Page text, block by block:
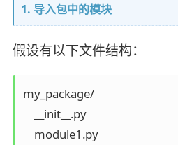
1. 导入包中的模块
假设有以下文件结构：
my_package/
    __init__.py
    module1.py